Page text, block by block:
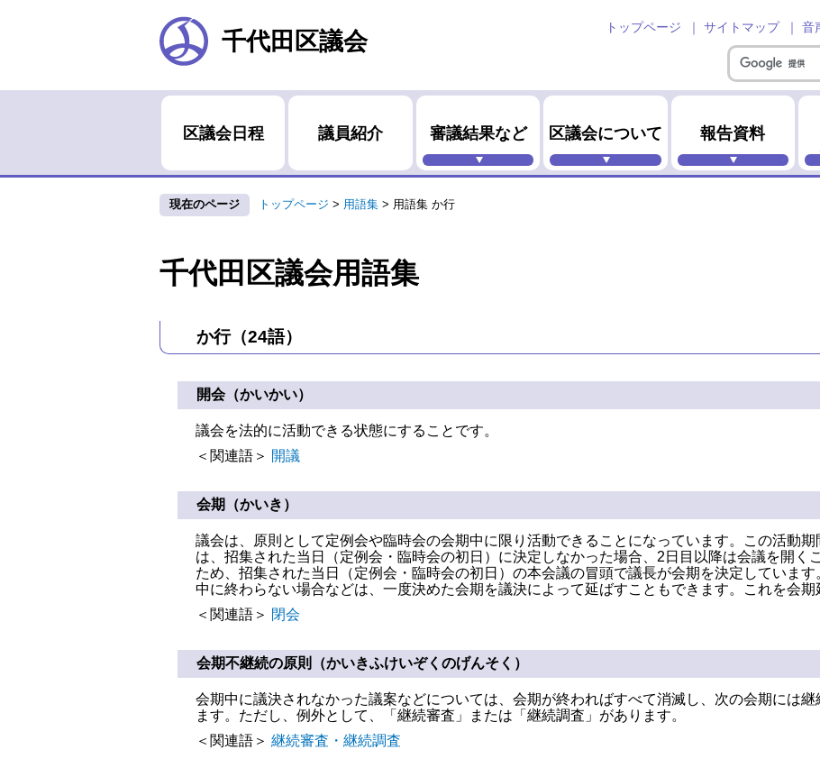
千代田区議会 トップページ サイトマップ 音
区議会日程 議員紹介 審議結果など 区議会について 報告資料
現在のページ トップページ > 用語集 > 用語集 か行
千代田区議会用語集
か行（24語）
開会（かいかい）
議会を法的に活動できる状態にすることです。
＜関連語＞ 開議
会期（かいき）
議会は、原則として定例会や臨時会の会期中に限り活動できることになっています。この活動
は、招集された当日（定例会・臨時会の初日）に決定しなかった場合、2日目以降は会議を開く
ため、招集された当日（定例会・臨時会の初日）の本会議の冒頭で議長が会期を決定していま
中に終わらない場合などは、一度決めた会期を議決によって延ばすこともできます。これを会期
＜関連語＞ 閉会
会期不継続の原則（かいきふけいぞくのげんそく）
会期中に議決されなかった議案などについては、会期が終わればすべて消滅し、次の会期には
ます。ただし、例外として、「継続審査」または「継続調査」があります。
＜関連語＞ 継続審査・継続調査